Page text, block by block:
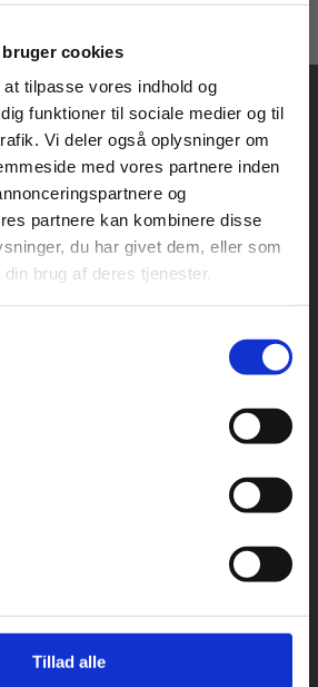
bruger cookies
tilpasse vores indhold og
funktioner til sociale medier og til
Vi deler også oplysninger om
med vores partnere inden
og
partnere kan kombinere disse
du har givet dem, eller som
brug af deres tjenester.
Tillad alle
og find masterclasses mm.
Fortsæt som:
og
får
For institutioner og
virksomheder. Du
får vist priser ekskl.